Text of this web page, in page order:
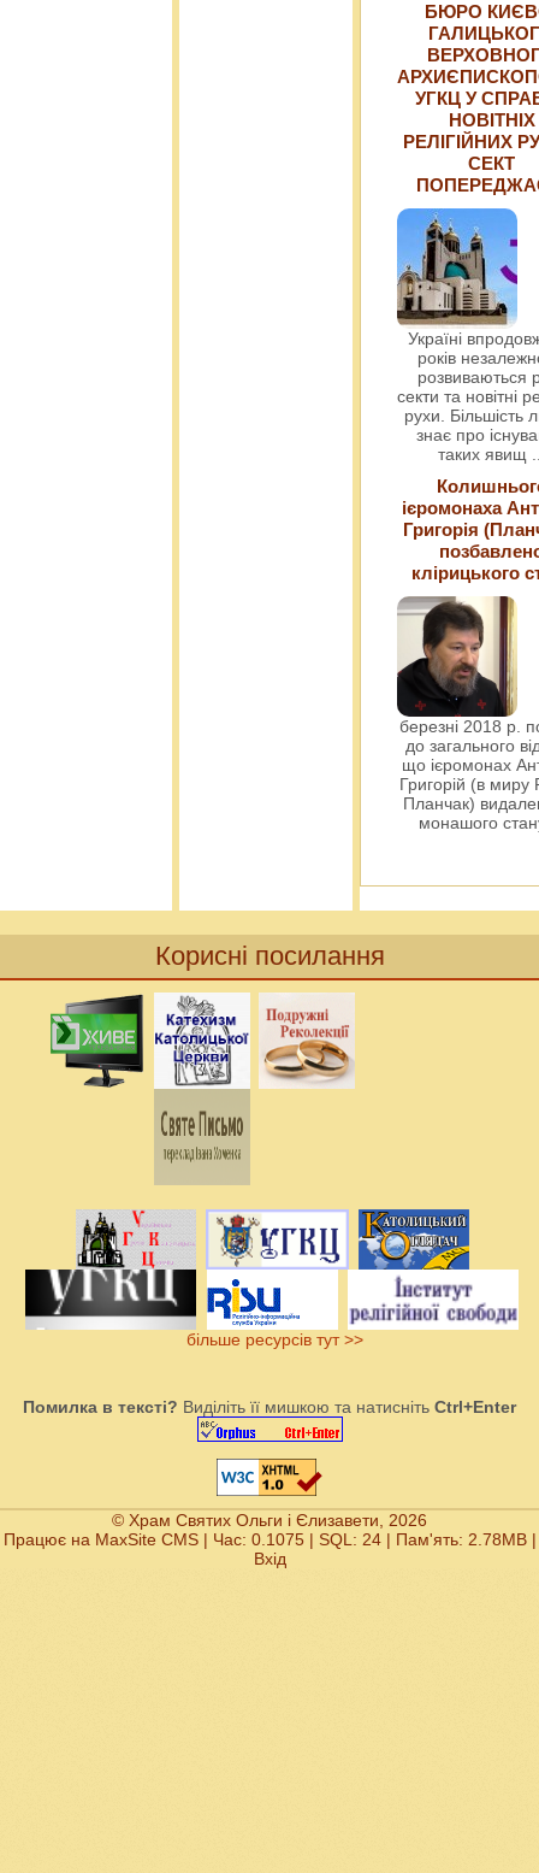
БЮРО
УГКЦ У
НОВІТНІХ
РЕЛІГІЙНИХ
СЕКТ
Україні
років
розвиваються
секти та новітні
рухи. Більшість
знає про
таких явищ
ієромонаха
Григорія
клірицького
березні 2018 р.
до загального
що ієромонах
Григорій (в миру
Планчак)
монашого
Корисні посилання
більше ресурсів тут >>
Помилка в тексті? Виділіть її мишкою та натисніть Ctrl+Enter
© Храм Святих Ольги і Єлизавети, 2026
Працює на MaxSite CMS| Час: 0.1075 | SQL: 24 | Пам'ять: 2.78MB|
Вхід